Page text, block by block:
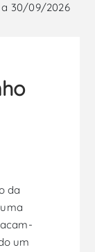
a 30/09/2026
da
um